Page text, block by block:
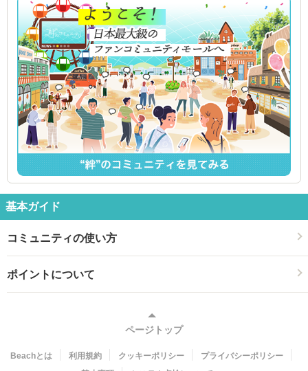
基本ガイド
コミュニティの使い方
ポイントについて
ページトップ
Beachとは 利用規約 クッキーポリシー
プライバシーポリシー